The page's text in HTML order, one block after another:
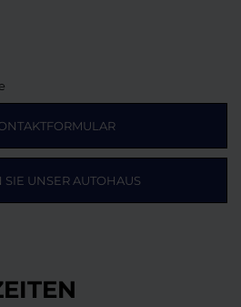
SIE UNSER AUTOHAUS